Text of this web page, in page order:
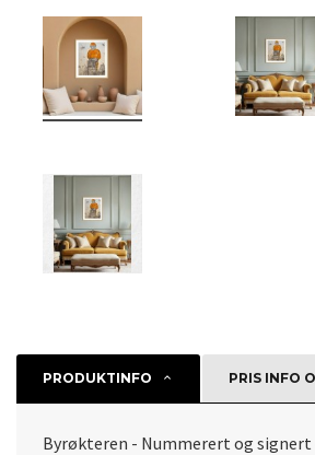
PRODUKTINFO PRIS INFO
Byrøkteren - Nummerert og signert